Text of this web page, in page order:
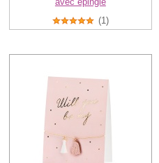
(1)